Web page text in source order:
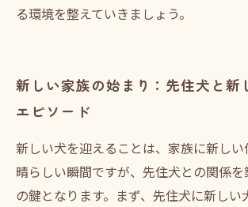
る環境を整えていきましょう。
新しい家族の始まり：先住犬と新
エピソード
新しい犬を迎えることは、家族に新し
晴らしい瞬間ですが、先住犬との関係
の鍵となります。まず、先住犬に新しい